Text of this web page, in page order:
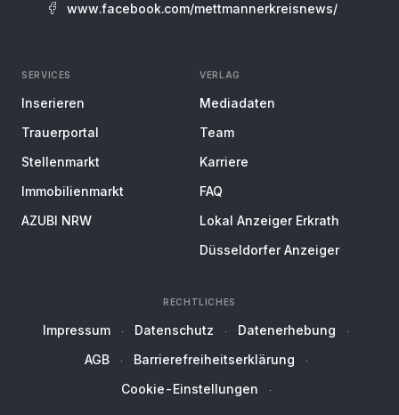
www.facebook.com/mettmannerkreisnews/
SERVICES
Inserieren
Trauerportal
Stellenmarkt
Immobilienmarkt
AZUBI NRW
VERLAG
Mediadaten
Team
Karriere
FAQ
Lokal Anzeiger Erkrath
Düsseldorfer Anzeiger
RECHTLICHES
Impressum Datenschutz
Datenerhebung
AGB
Barrierefreiheitserklärung
Cookie-Einstellungen